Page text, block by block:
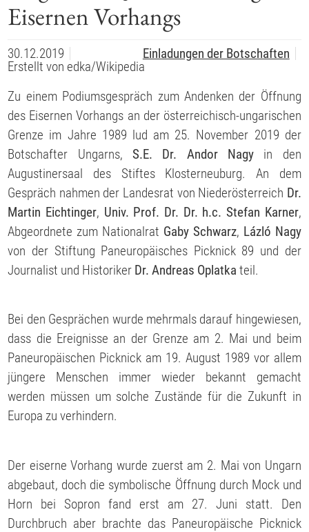
Eisernen Vorhangs
30.12.2019
Einladungen der Botschaften
Erstellt von edka/Wikipedia
Zu einem Podiumsgespräch zum Andenken der Öffnung
des Eisernen Vorhangs an der österreichisch-ungarischen
Grenze im Jahre 1989 lud am 25. November 2019 der
Botschafter Ungarns, S.E. Dr. Andor Nagy in den
Augustinersaal des Stiftes Klosterneuburg. An dem
Gespräch nahmen der Landesrat von Niederösterreich Dr.
Martin Eichtinger, Univ. Prof. Dr. Dr. h.c. Stefan Karner,
Abgeordnete zum Nationalrat Gaby Schwarz, Lázló Nagy
von der Stiftung Paneuropäisches Picknick 89 und der
Journalist und Historiker Dr. Andreas Oplatka teil.
Bei den Gesprächen wurde mehrmals darauf hingewiesen,
dass die Ereignisse an der Grenze am 2. Mai und beim
Paneuropäischen Picknick am 19. August 1989 vor allem
jüngere Menschen immer wieder bekannt gemacht
werden müssen um solche Zustände für die Zukunft in
Europa zu verhindern.
Der eiserne Vorhang wurde zuerst am 2. Mai von Ungarn
abgebaut, doch die symbolische Öffnung durch Mock und
Horn bei Sopron fand erst am 27. Juni statt. Den
Durchbruch aber brachte das Paneuropäische Picknick